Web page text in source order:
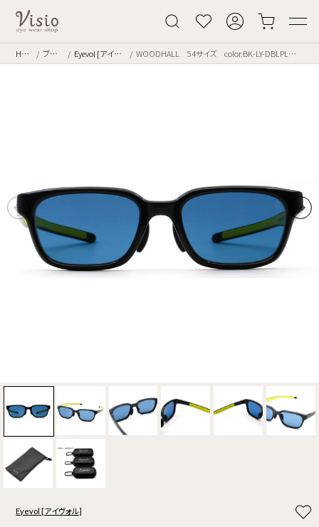
Home ブランド Eyevol [アイヴォル] WOODHALL 54サイズ color.BK-LY-DBLPL 偏光レンズ
Eyevol [アイヴォル]